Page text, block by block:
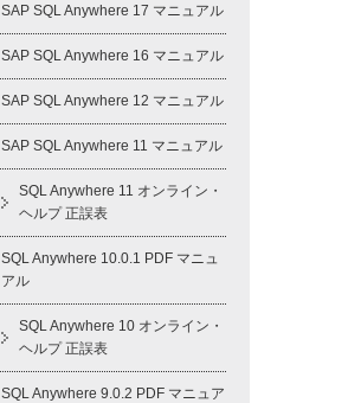
SAP SQL Anywhere 17 マニュアル
SAP SQL Anywhere 16 マニュアル
SAP SQL Anywhere 12 マニュアル
SAP SQL Anywhere 11 マニュアル
SQL Anywhere 11 オンライン・
ヘルプ 正誤表
SQL Anywhere 10.0.1 PDF マニュ
アル
SQL Anywhere 10 オンライン・
ヘルプ 正誤表
SQL Anywhere 9.0.2 PDF マニュア